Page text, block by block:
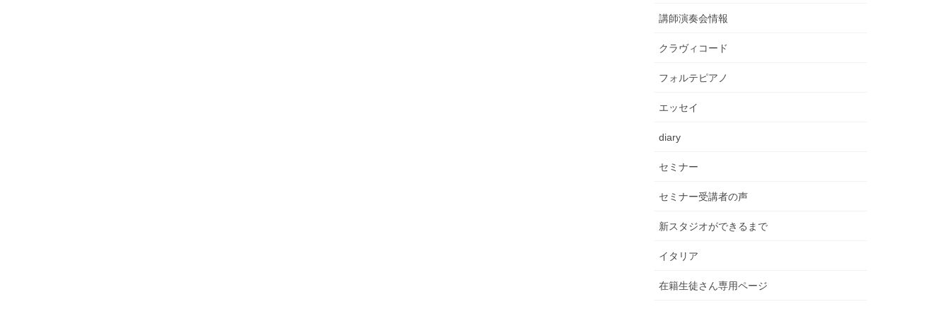
講師演奏会情報
クラヴィコード
フォルテピアノ
エッセイ
diary
セミナー
セミナー受講者の声
新スタジオができるまで
イタリア
在籍生徒さん専用ページ